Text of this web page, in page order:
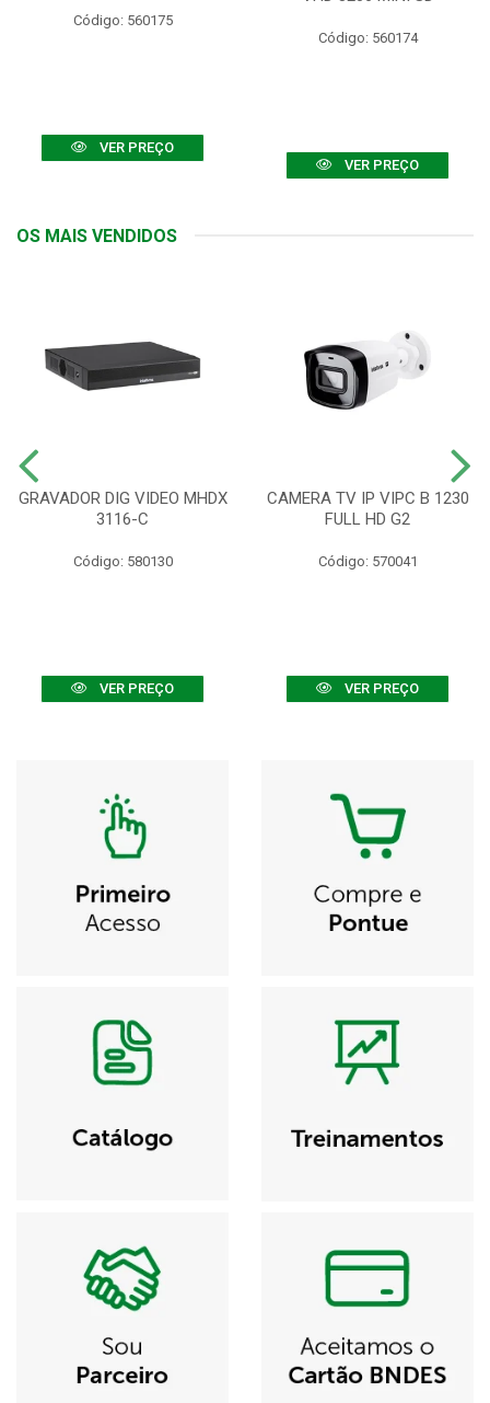
Código: 560175
VER PREÇO
Código: 560174
VER PREÇO
OS MAIS VENDIDOS
GRAVADOR DIG VIDEO MHDX
3116-C
Código: 580130
VER PREÇO
CAMERA TV IP VIPC B 1230
FULL HD G2
Código: 570041
VER PREÇO